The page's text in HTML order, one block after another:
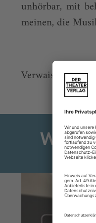
unhörbar, mit
meinen, die
Verwaiste
Sie